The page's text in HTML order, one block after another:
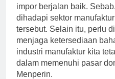
impor berjalan baik.
dihadapi sektor
tersebut. Selain itu, perlu
menjaga ketersediaan
industri manufaktur kita
dalam memenuhi pasar
Menperin.